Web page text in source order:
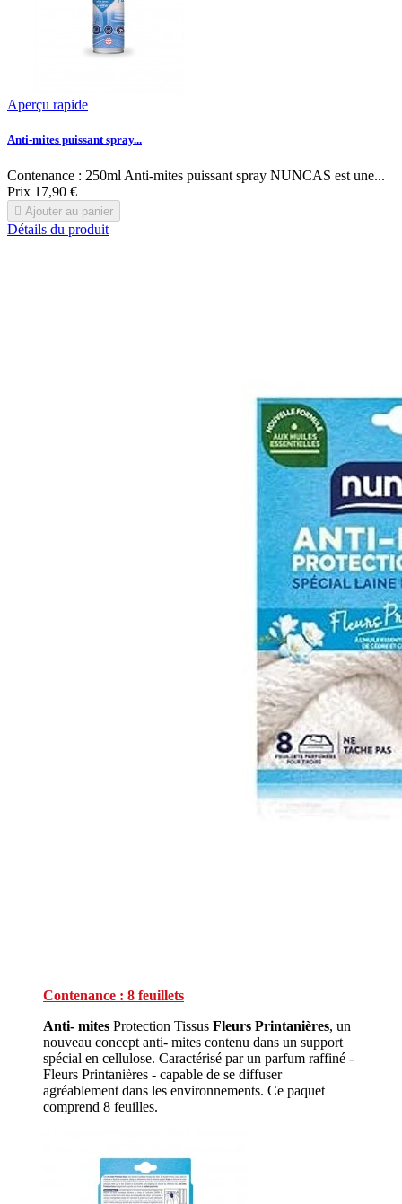
Aperçu rapide
Anti-mites puissant spray...
Contenance : 250ml Anti-mites puissant spray NUNCAS est une...
Prix 17,90 €
 Ajouter au panier
Détails du produit
Contenance : 8 feuillets
Anti- mites Protection Tissus Fleurs Printanières, un
nouveau concept anti- mites contenu dans un support
spécial en cellulose. Caractérisé par un parfum raffiné -
Fleurs Printanières - capable de se diffuser
agréablement dans les environnements. Ce paquet
comprend 8 feuilles.